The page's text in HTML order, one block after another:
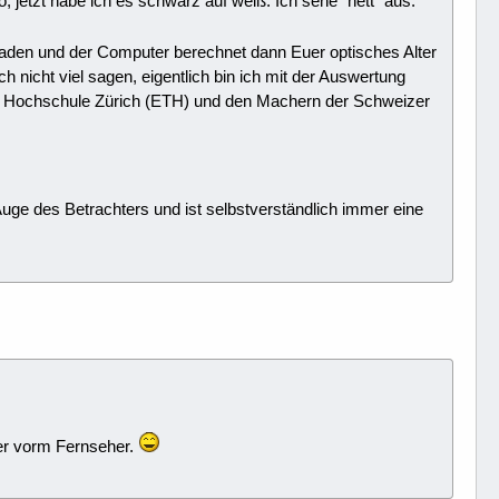
und der Computer berechnet dann Euer optisches Alter
nicht viel sagen, eigentlich bin ich mit der Auswertung
Zürich (ETH) und den Machern der Schweizer
des Betrachters und ist selbstverständlich immer eine
vorm Fernseher.